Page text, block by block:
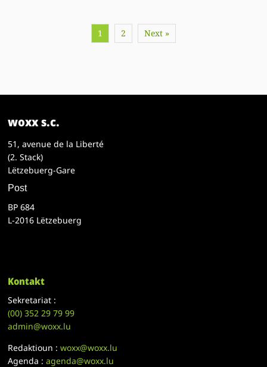
1 2 Next »
woxx s.c.
51, avenue de la Liberté
(2. Stack)
Lëtzebuerg-Gare
Post
BP 684
L-2016 Lëtzebuerg
Kontakt
Sekretariat :
(00)352 29 79 99
admin@woxx.lu
Redaktioun :woxx@woxx.lu
Agenda :agenda@woxx.lu